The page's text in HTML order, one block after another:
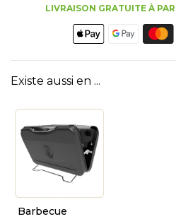
LIVRAISON GRATUITE À
Existe aussi en ...
Barbecue